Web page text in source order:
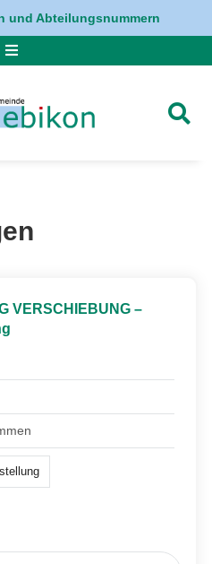
und Abteilungsnummern
VERSCHIEBUNG –